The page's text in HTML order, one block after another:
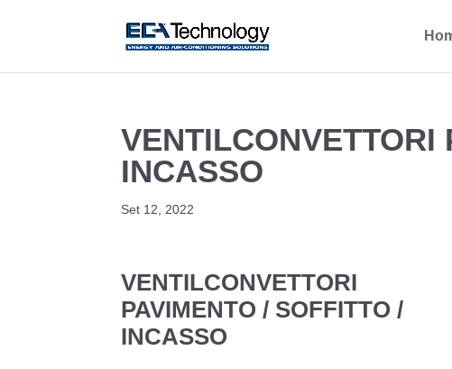
VENTILCONVETTORI
INCASSO
Set 12, 2022
VENTILCONVETTORI
PAVIMENTO / SOFFITTO /
INCASSO